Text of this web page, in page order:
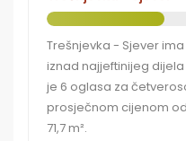
Trešnjevka - Sjever
iznad najjeftinijeg
je 6 oglasa za
prosječnom cijenom
71,7 m².